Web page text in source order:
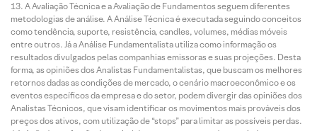
A Avaliação Técnica e a Avaliação de Fundamentos seguem diferentes
metodologias de análise. A Análise Técnica é executada seguindo conceitos
como tendência, suporte, resistência, candles, volumes, médias móveis
entre outros. Já a Análise Fundamentalista utiliza como informação os
resultados divulgados pelas companhias emissoras e suas projeções. Desta
forma, as opiniões dos Analistas Fundamentalistas, que buscam os melhores
retornos dadas as condições de mercado, o cenário macroeconômico e os
eventos específicos da empresa e do setor, podem divergir das opiniões dos
Analistas Técnicos, que visam identificar os movimentos mais prováveis dos
preços dos ativos, com utilização de “stops” para limitar as possíveis perdas.